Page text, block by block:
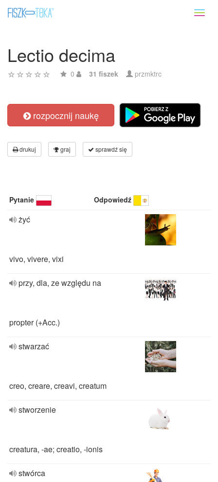
Lectio decima
0 31 fiszek przmktrc
rozpocznij naukę
drukuj graj sprawdź się
Pytanie Odpowiedź
żyć
vivo, vivere, vixi
przy, dla, ze względu na
propter (+Acc.)
stwarzać
creo, creare, creavi, creatum
stworzenie
creatura, -ae; creatio, -ionis
stwórca